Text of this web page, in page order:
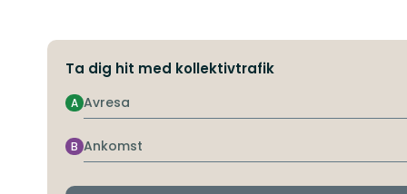
Ta dig hit med kollektivtrafik
Avresa
A
Ankomst
B